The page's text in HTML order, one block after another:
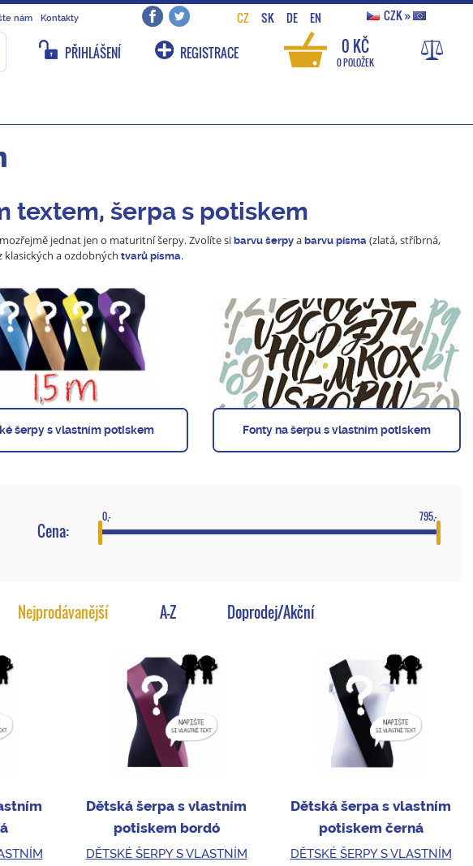
nám Kontakty CZ SK DE EN CZK»
PŘIHLÁŠENÍ REGISTRACE 0 KČ
0 POLOŽEK
textem, šerpa s potiskem
jednat jen o maturitní šerpy. Zvolíte si barvu šerpy a barvu písma (zlatá, stříbrná,
klasických a ozdobných tvarů písma.
šerpy s vlastním potiskem Fonty na šerpu s vlastním potiskem
Cena:
0,- 795,-
Nejprodávanější A-Z Doprodej/Akční
Dětská šerpa s vlastním
potiskem bordó
DĚTSKÉ ŠERPY S VLASTNÍM
Dětská šerpa s vlastním
potiskem černá
DĚTSKÉ ŠERPY S VLASTNÍM